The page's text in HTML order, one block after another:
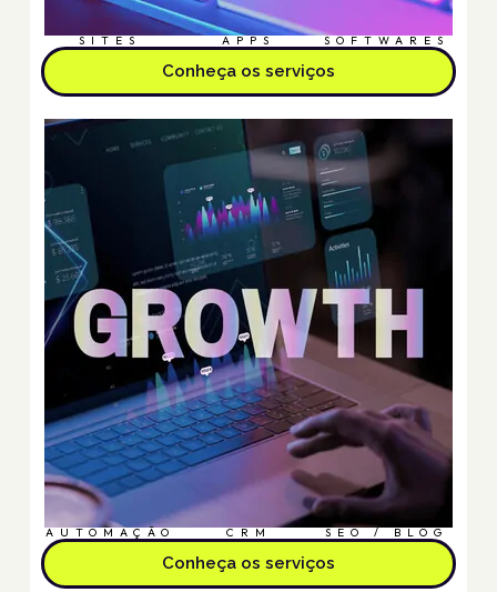
SITES APPS SOFTWARES
Conheça os serviços
AUTOMAÇÃO CRM SEO / BLOG
Conheça os serviços